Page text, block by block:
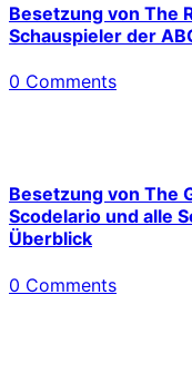
Besetzung von The
Schauspieler der
0 Comments
Besetzung von The
Scodelario und alle
Überblick
0 Comments